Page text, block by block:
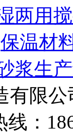
两用
保温材
浆生
有限
：